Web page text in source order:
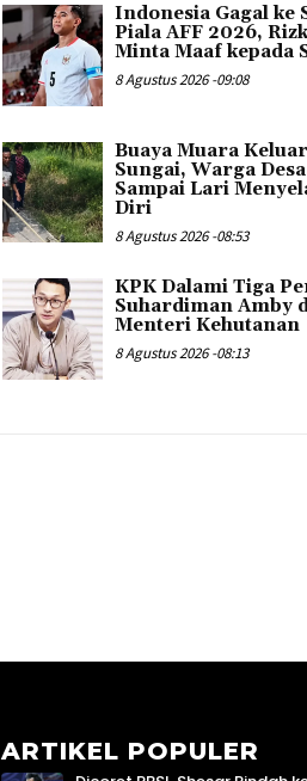
Indonesia Gagal ke
Piala AFF 2026,
Minta Maaf kepada
8 Agustus 2026 -09:08
Buaya Muara
Sungai, Warga
Sampai Lari
Diri
8 Agustus 2026 -08:53
KPK Dalami Tiga
Suhardiman Amby
Menteri Kehutanan
8 Agustus 2026 -08:13
ARTIKEL POPULER